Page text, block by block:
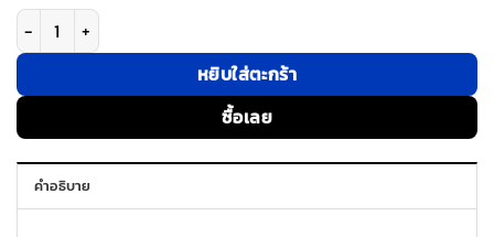
จำนวน PITAKA รุ่น Monogram Leaping Edge Case - เคส iPhone 17 Pro
หยิบใส่ตะกร้า
ซื้อเลย
คำอธิบาย